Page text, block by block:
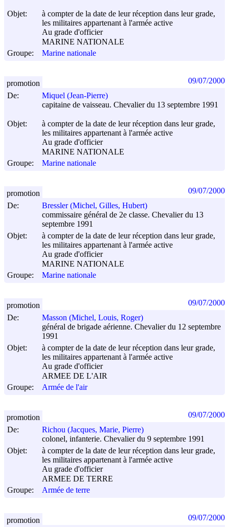
Objet:
à compter de la date de leur réception dans leur grade,
les militaires appartenant à l'armée active
Au grade d'officier
MARINE NATIONALE
Groupe:
Marine nationale
De:
Miquel (Jean-Pierre)
capitaine de vaisseau. Chevalier du 13 septembre 1991
Objet:
à compter de la date de leur réception dans leur grade,
les militaires appartenant à l'armée active
Au grade d'officier
MARINE NATIONALE
Groupe:
Marine nationale
promotion 09/07/2000
De:
Bressler (Michel, Gilles, Hubert)
commissaire général de 2e classe. Chevalier du 13
septembre 1991
Objet:
à compter de la date de leur réception dans leur grade,
les militaires appartenant à l'armée active
Au grade d'officier
MARINE NATIONALE
Groupe:
Marine nationale
promotion 09/07/2000
De:
Masson (Michel, Louis, Roger)
général de brigade aérienne. Chevalier du 12 septembre
1991
Objet:
à compter de la date de leur réception dans leur grade,
les militaires appartenant à l'armée active
Au grade d'officier
ARMEE DE L'AIR
Groupe:
Armée de l'air
promotion 09/07/2000
De:
Richou (Jacques, Marie, Pierre)
colonel, infanterie. Chevalier du 9 septembre 1991
Objet:
à compter de la date de leur réception dans leur grade,
les militaires appartenant à l'armée active
Au grade d'officier
ARMEE DE TERRE
Groupe:
Armée de terre
promotion 09/07/2000
promotion 09/07/2000